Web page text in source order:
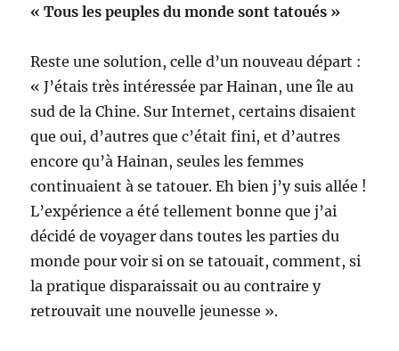
« Tous les peuples du monde sont tatoués »
Reste une solution, celle d’un nouveau départ :
« J’étais très intéressée par Hainan, une île au
sud de la Chine. Sur Internet, certains disaient
que oui, d’autres que c’était fini, et d’autres
encore qu’à Hainan, seules les femmes
continuaient à se tatouer. Eh bien j’y suis allée !
L’expérience a été tellement bonne que j’ai
décidé de voyager dans toutes les parties du
monde pour voir si on se tatouait, comment, si
la pratique disparaissait ou au contraire y
retrouvait une nouvelle jeunesse ».